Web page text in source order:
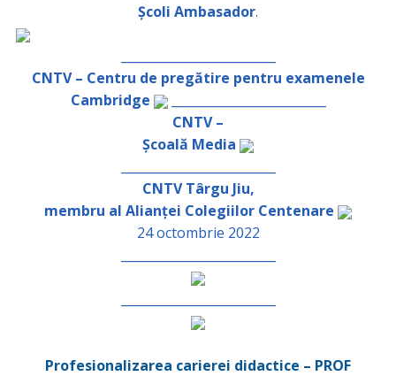
Școli Ambasador.
CNTV – Centru de pregătire pentru examenele
Cambridge
_________________________
CNTV –
Școală Media
CNTV Târgu Jiu,
membru al Alianței Colegiilor Centenare
24 octombrie 2022
Profesionalizarea carierei didactice – PROF